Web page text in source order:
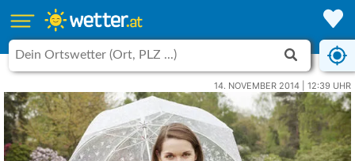
14. NOVEMBER 2014 | 12:39 UHR